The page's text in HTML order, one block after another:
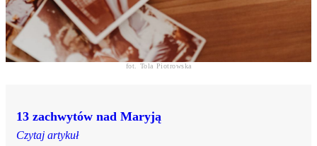
fot. Tola Piotrowska
13 zachwytów nad Maryją
Czytaj artykuł